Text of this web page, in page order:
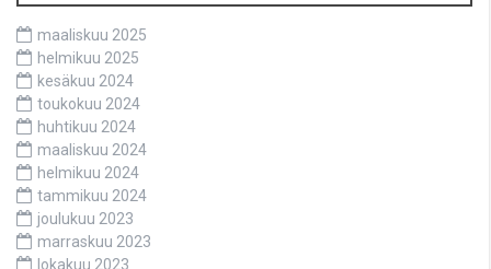
maaliskuu 2025
helmikuu 2025
kesäkuu 2024
toukokuu 2024
huhtikuu 2024
maaliskuu 2024
helmikuu 2024
tammikuu 2024
joulukuu 2023
marraskuu 2023
lokakuu 2023